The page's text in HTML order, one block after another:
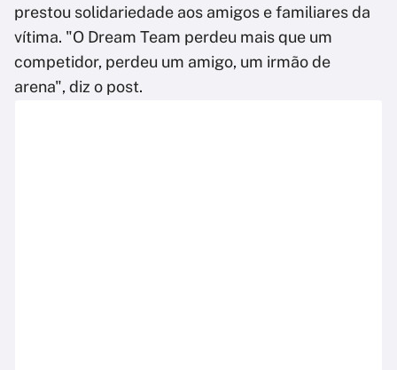
prestou solidariedade aos amigos e familiares da
vítima. "O Dream Team perdeu mais que um
competidor, perdeu um amigo, um irmão de
arena", diz o post.